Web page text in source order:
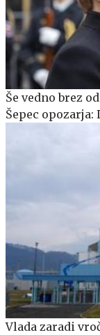
Še vedno brez
Šepec
Vlada zaradi